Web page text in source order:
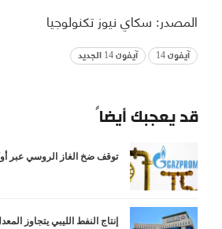
المصدر: سكاي نيوز تكنولوجيا
آيفون 14 آيفون 14 الجديد
قد يعجبك أيضاً
توقف ضخ الغاز الروسي عبر
إنتاج النفط الليبي يتجاوز المعدل